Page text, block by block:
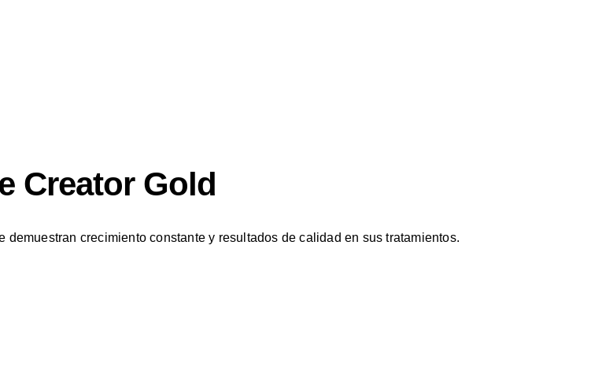
Creator Gold
crecimiento constante y resultados de calidad en sus tratamientos.